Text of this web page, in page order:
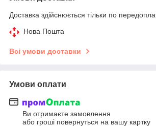
Доставка здійснюється тільки по
Нова Пошта
Всі умови доставки
Умови оплати
Ви отримаєте замовлення
або гроші повернуться на вашу картку